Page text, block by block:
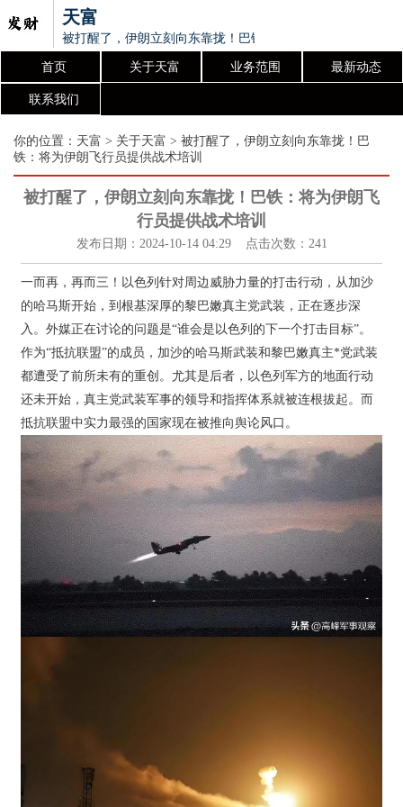
天富
被打醒了，伊朗立刻向东靠拢！巴铁：将为伊朗飞行员提供
首页 关于天富 业务范围 最新动态
联系我们
你的位置： 天富 > 关于天富 > 被打醒了，伊朗立刻向东靠拢！巴
铁：将为伊朗飞行员提供战术培训
被打醒了，伊朗立刻向东靠拢！巴铁：将为伊朗飞
行员提供战术培训
发布日期：2024-10-14 04:29 点击次数：241
一而再，再而三！以色列针对周边威胁力量的打击行动，从加沙
的哈马斯开始，到根基深厚的黎巴嫩真主党武装，正在逐步深
入。外媒正在讨论的问题是“谁会是以色列的下一个打击目标”。
作为“抵抗联盟”的成员，加沙的哈马斯武装和黎巴嫩真主*党武装
都遭受了前所未有的重创。尤其是后者，以色列军方的地面行动
还未开始，真主党武装军事的领导和指挥体系就被连根拔起。而
抵抗联盟中实力最强的国家现在被推向舆论风口。